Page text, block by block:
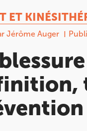
ET
Jérôme Auger
rendez-
de Jérôme